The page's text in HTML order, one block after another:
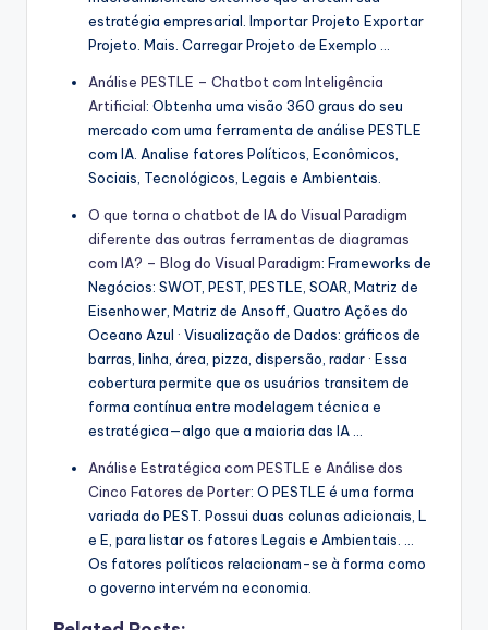
estratégia empresarial. Importar Projeto Exportar
Projeto. Mais. Carregar Projeto de Exemplo …
Análise PESTLE – Chatbot com Inteligência
Artificial: Obtenha uma visão 360 graus do seu
mercado com uma ferramenta de análise PESTLE
com IA. Analise fatores Políticos, Econômicos,
Sociais, Tecnológicos, Legais e Ambientais.
O que torna o chatbot de IA do Visual Paradigm
diferente das outras ferramentas de diagramas
com IA? – Blog do Visual Paradigm: Frameworks de
Negócios: SWOT, PEST, PESTLE, SOAR, Matriz de
Eisenhower, Matriz de Ansoff, Quatro Ações do
Oceano Azul · Visualização de Dados: gráficos de
barras, linha, área, pizza, dispersão, radar · Essa
cobertura permite que os usuários transitem de
forma contínua entre modelagem técnica e
estratégica—algo que a maioria das IA …
Análise Estratégica com PESTLE e Análise dos
Cinco Fatores de Porter: O PESTLE é uma forma
variada do PEST. Possui duas colunas adicionais, L
e E, para listar os fatores Legais e Ambientais. …
Os fatores políticos relacionam-se à forma como
o governo intervém na economia.